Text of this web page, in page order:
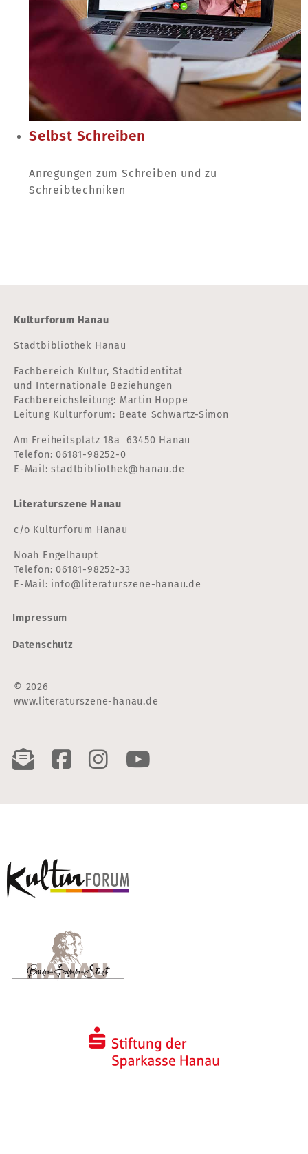
Selbst Schreiben
Anregungen zum Schreiben und zu
Schreibtechniken
Kulturforum Hanau
Stadtbibliothek Hanau
Fachbereich Kultur, Stadtidentität
und Internationale Beziehungen
Fachbereichsleitung: Martin Hoppe
Leitung Kulturforum: Beate Schwartz-Simon
Am Freiheitsplatz 18a 63450 Hanau
Telefon:06181-98252-0
E-Mail:stadtbibliothek@hanau.de
Literaturszene Hanau
c/o Kulturforum Hanau
Noah Engelhaupt
Telefon:06181-98252-33
E-Mail: info@literaturszene-hanau.de
Impressum
Datenschutz
© 2026
www.literaturszene-hanau.de